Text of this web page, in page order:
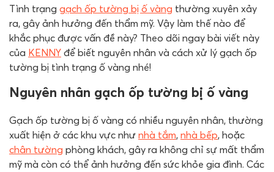
Tình trạng gạch ốp tường bị ố vàng thường xuyên xảy
ra, gây ảnh hưởng đến thẩm mỹ. Vậy làm thế nào để
khắc phục được vấn đề này? Theo dõi ngay bài viết này
của KENNY để biết nguyên nhân và cách xử lý gạch ốp
tường bị tình trạng ố vàng nhé!
Nguyên nhân gạch ốp tường bị ố vàng
Gạch ốp tường bị ố vàng có nhiều nguyên nhân, thường
xuất hiện ở các khu vực như nhà tắm, nhà bếp, hoặc
chân tường phòng khách, gây ra không chỉ sự mất thẩm
mỹ mà còn có thể ảnh hưởng đến sức khỏe gia đình. Các